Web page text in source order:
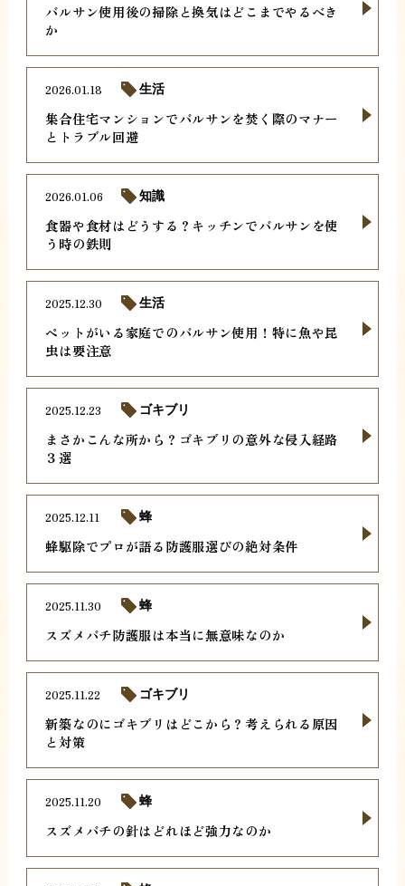
バルサン使用後の掃除と換気はどこまでやるべき
か
集合住宅マンションでバルサンを焚く際のマナー
とトラブル回避
2026.01.18 生活
食器や食材はどうする？キッチンでバルサンを使
う時の鉄則
2026.01.06 知識
ペットがいる家庭でのバルサン使用！特に魚や昆
虫は要注意
2025.12.30 生活
まさかこんな所から？ゴキブリの意外な侵入経路
３選
2025.12.23 ゴキブリ
蜂駆除でプロが語る防護服選びの絶対条件
2025.12.11 蜂
スズメバチ防護服は本当に無意味なのか
2025.11.30 蜂
新築なのにゴキブリはどこから？考えられる原因
と対策
2025.11.22 ゴキブリ
スズメバチの針はどれほど強力なのか
2025.11.20 蜂